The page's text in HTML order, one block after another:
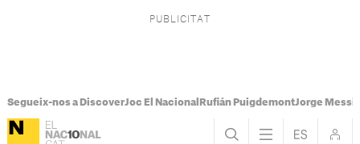
Segueix-nos a DiscoverJoc El Nacional Rufián PuigdemontJorge Messi